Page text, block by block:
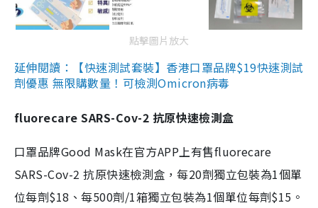
點擊圖片放大
延伸閱讀：【快速測試套裝】香港口罩品牌$19快速測試
劑優惠 無限購數量！可檢測Omicron病毒
fluorecare SARS-Cov-2 抗原快速檢測盒
口罩品牌Good Mask在官方APP上有售fluorecare
SARS-Cov-2 抗原快速檢測盒，每20劑獨立包裝為1個單
位每劑$18、每500劑/1箱獨立包裝為1個單位每劑$15。